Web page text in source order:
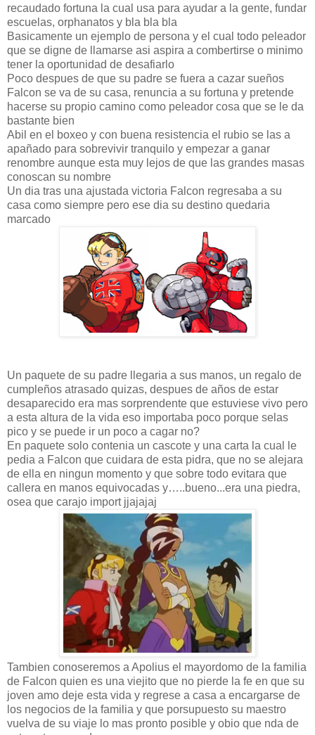
recaudado fortuna la cual usa para ayudar a la gente, fundar
escuelas, orphanatos y bla bla bla
Basicamente un ejemplo de persona y el cual todo peleador
que se digne de llamarse asi aspira a combertirse o minimo
tener la oportunidad de desafiarlo
Poco despues de que su padre se fuera a cazar sueños
Falcon se va de su casa, renuncia a su fortuna y pretende
hacerse su propio camino como peleador cosa que se le da
bastante bien
Abil en el boxeo y con buena resistencia el rubio se las a
apañado para sobrevivir tranquilo y empezar a ganar
renombre aunque esta muy lejos de que las grandes masas
conoscan su nombre
Un dia tras una ajustada victoria Falcon regresaba a su
casa como siempre pero ese dia su destino quedaria
marcado
Un paquete de su padre llegaria a sus manos, un regalo de
cumpleños atrasado quizas, despues de años de estar
desaparecido era mas sorprendente que estuviese vivo pero
a esta altura de la vida eso importaba poco porque selas
pico y se puede ir un poco a cagar no?
En paquete solo contenia un cascote y una carta la cual le
pedia a Falcon que cuidara de esta pidra, que no se alejara
de ella en ningun momento y que sobre todo evitara que
callera en manos equivocadas y…..bueno...era una piedra,
osea que carajo import jjajajaj
Tambien conoseremos a Apolius el mayordomo de la familia
de Falcon quien es una viejito que no pierde la fe en que su
joven amo deje esta vida y regrese a casa a encargarse de
los negocios de la familia y que porsupuesto su maestro
vuelva de su viaje lo mas pronto posible y obio que nda de